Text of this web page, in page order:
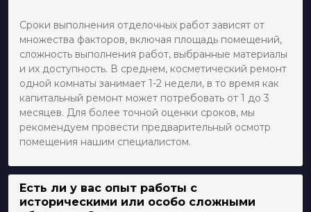
Сроки выполнения отделочных работ зависят от
множества факторов, включая площадь помещений,
сложность выполнения работ, выбранные материалы
и их доступность. В среднем, косметический ремонт
одной комнаты занимает 1-2 недели, в то время как
капитальный ремонт может потребовать от 1 до 3
месяцев. Для более точной оценки сроков, мы
рекомендуем провести предварительный осмотр
помещения нашим специалистом.
Есть ли у вас опыт работы с
историческими или особо сложными